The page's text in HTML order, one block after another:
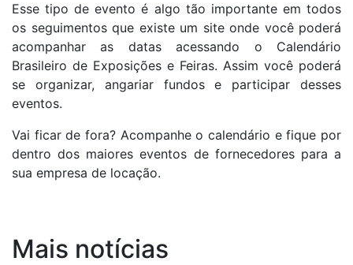
Esse tipo de evento é algo tão importante em todos
os seguimentos que existe um site onde você poderá
acompanhar as datas acessando o Calendário
Brasileiro de Exposições e Feiras. Assim você poderá
se organizar, angariar fundos e participar desses
eventos.
Vai ficar de fora? Acompanhe o calendário e fique por
dentro dos maiores eventos de fornecedores para a
sua empresa de locação.
Mais notícias